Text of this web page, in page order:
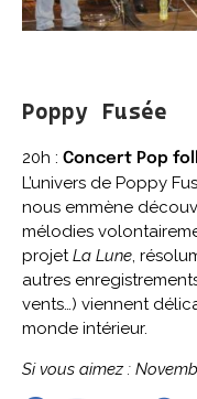
Poppy Fusée
20h : Concert Pop
L’univers de Poppy
nous emmène
mélodies
projetLa Lune,
autres
vents…) viennent
monde intérieur.
Si vous aimez :